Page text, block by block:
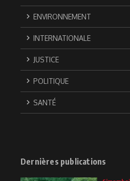
ENVIRONNEMENT
INTERNATIONALE
JUSTICE
POLITIQUE
SANTÉ
Dernières publications